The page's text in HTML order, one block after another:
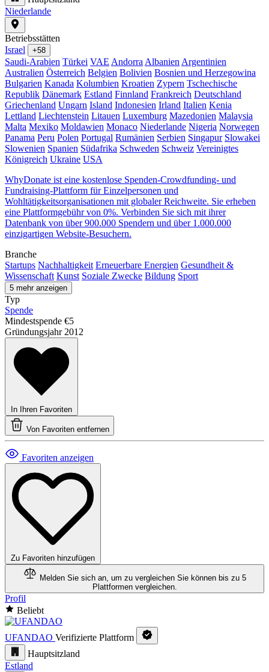
Niederlande
Betriebsstätten
Israel
+58
Saudi-Arabien Türkei VAE Andorra Albanien Argentinien
Australien Österreich Belgien Bolivien Bosnien und Herzegowina
Bulgarien Kanada Kolumbien Kroatien Zypern Tschechische
Republik Dänemark Estland Finnland Frankreich Deutschland
Griechenland Ungarn Island Indonesien Irland Italien Kenia
Lettland Liechtenstein Litauen Luxemburg Mazedonien Malaysia
Malta Mexiko Moldawien Monaco Niederlande Nigeria Norwegen
Panama Peru Polen Portugal Rumänien Serbien Singapur Slowakei
Slowenien Spanien Südafrika Schweden Schweiz Vereinigtes
Königreich Ukraine USA
WhyDonate ist eine kostenlose Spenden-Crowdfunding- und
Fundraising-Plattform für Einzelpersonen und
Wohltätigkeitsorganisationen mit globaler Reichweite. Sie erheben
eine Plattformgebühr von 0%. Verbinden Sie sich mit ihrer
Datenbank von über 900.000 Spendern und über 1.000.000
einzigartigen Website-Besuchern.
Branche
Startups Nachhaltigkeit Erneuerbare Energien Gesundheit &
Wissenschaft Kunst Soziale Zwecke Bildung Sport
5 mehr anzeigen
Typ
Spende
Mindestspende €5
Gründungsjahr 2012
In Ihren Favoriten
Von Favoriten entfernen
Favoriten anzeigen
Zu Favoriten hinzufügen
Melden Sie sich an, um zu vergleichen Sie können bis zu 5
Plattformen vergleichen.
Profil
Beliebt
UFANDAO Verifizierte Plattform
Hauptsitzland
Estland